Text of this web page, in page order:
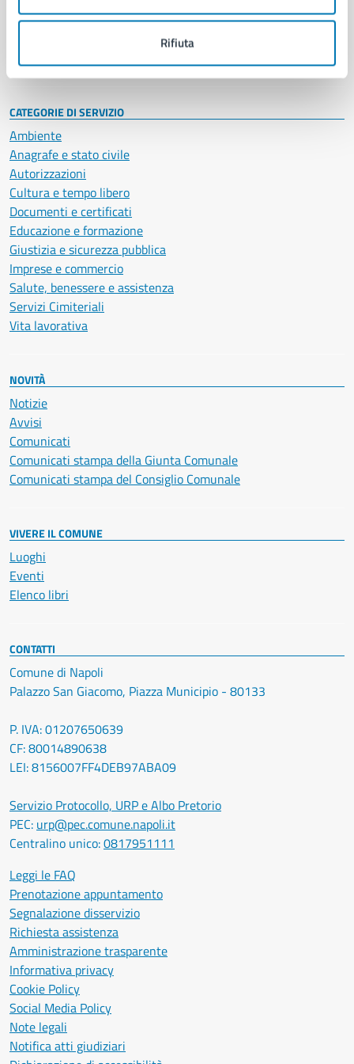
Rifiuta
Personale amministrativo
CATEGORIE DI SERVIZIO
Ambiente
Anagrafe e stato civile
Autorizzazioni
Cultura e tempo libero
Documenti e certificati
Educazione e formazione
Giustizia e sicurezza pubblica
Imprese e commercio
Salute, benessere e assistenza
Servizi Cimiteriali
Vita lavorativa
NOVITÀ
Notizie
Avvisi
Comunicati
Comunicati stampa della Giunta Comunale
Comunicati stampa del Consiglio Comunale
VIVERE IL COMUNE
Luoghi
Eventi
Elenco libri
CONTATTI
Comune di Napoli
Palazzo San Giacomo, Piazza Municipio - 80133
P. IVA: 01207650639
CF: 80014890638
LEI: 8156007FF4DEB97ABA09
Servizio Protocollo, URP e Albo Pretorio
PEC: urp@pec.comune.napoli.it
Centralino unico:0817951111
Leggi le FAQ
Prenotazione appuntamento
Segnalazione disservizio
Richiesta assistenza
Amministrazione trasparente
Informativa privacy
Cookie Policy
Social Media Policy
Note legali
Notifica atti giudiziari